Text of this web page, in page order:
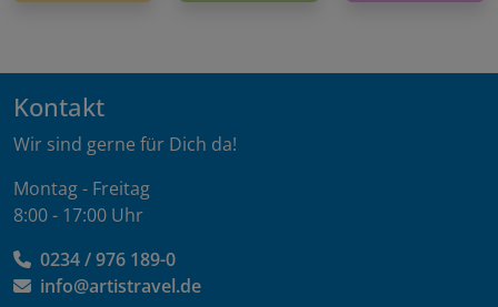
Kontakt
Wir sind gerne für Dich da!
Montag - Freitag
8:00 - 17:00 Uhr
0234 / 976 189-0
info@artistravel.de